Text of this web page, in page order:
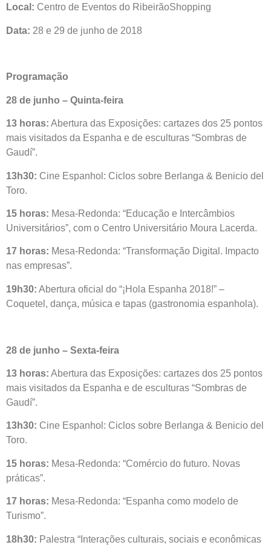
Local: Centro de Eventos do RibeirãoShopping
Data: 28 e 29 de junho de 2018
Programação
28 de junho – Quinta-feira
13 horas: Abertura das Exposições: cartazes dos 25 pontos
mais visitados da Espanha e de esculturas “Sombras de
Gaudí”.
13h30: Cine Espanhol: Ciclos sobre Berlanga & Benicio del
Toro.
15 horas: Mesa-Redonda: “Educação e Intercâmbios
Universitários”, com o Centro Universitário Moura Lacerda.
17 horas: Mesa-Redonda: “Transformação Digital. Impacto
nas empresas”.
19h30: Abertura oficial do “¡Hola Espanha 2018!” –
Coquetel, dança, música e tapas (gastronomia espanhola).
28 de junho – Sexta-feira
13 horas: Abertura das Exposições: cartazes dos 25 pontos
mais visitados da Espanha e de esculturas “Sombras de
Gaudí”.
13h30: Cine Espanhol: Ciclos sobre Berlanga & Benicio del
Toro.
15 horas: Mesa-Redonda: “Comércio do futuro. Novas
práticas”.
17 horas: Mesa-Redonda: “Espanha como modelo de
Turismo”.
18h30: Palestra “Interações culturais, sociais e econômicas